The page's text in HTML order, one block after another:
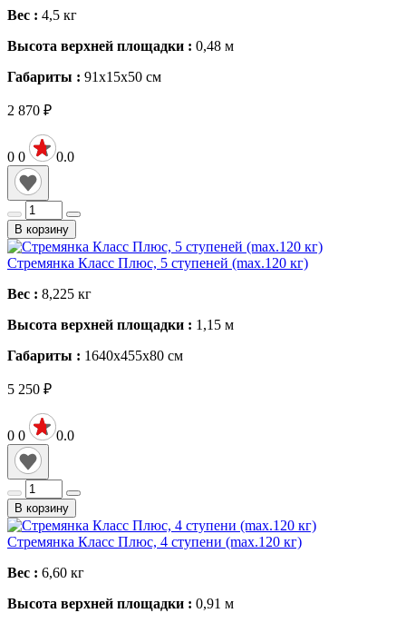
Вес : 4,5 кг
Высота верхней площадки : 0,48 м
Габариты : 91х15х50 см
2 870 ₽
0 0 0.0
В корзину
Стремянка Класс Плюс, 5 ступеней (max.120 кг)
Вес : 8,225 кг
Высота верхней площадки : 1,15 м
Габариты : 1640х455х80 см
5 250 ₽
0 0 0.0
В корзину
Стремянка Класс Плюс, 4 ступени (max.120 кг)
Вес : 6,60 кг
Высота верхней площадки : 0,91 м